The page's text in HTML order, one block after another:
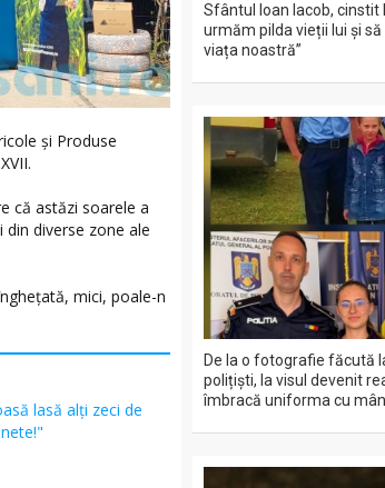
și Produse
că astăzi soarele a
diverse zone ale
mici, poale-n
lasă alți zeci de
Sfântul Ioan Iacob, cinstit
urmăm pilda vieții lui și
viața noastră”
De la o fotografie făcută
polițiști, la visul devenit
îmbracă uniforma cu